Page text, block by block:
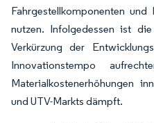
Fahrgestellkomponenten und
nutzen. Infolgedessen ist
Verkürzung der
Innovationstempo
Materialkostenerhöhungen
und UTV-Markts dämpft.